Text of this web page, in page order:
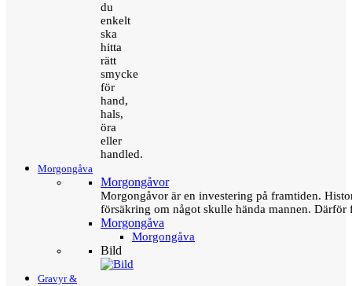
du
enkelt
ska
hitta
rätt
smycke
för
hand,
hals,
öra
eller
handled.
Morgongåva
Morgongåvor
Morgongåvor är en investering på framtiden.
försäkring om något skulle hända mannen.
Morgongåva
Morgongåva
Bild
Gravyr &